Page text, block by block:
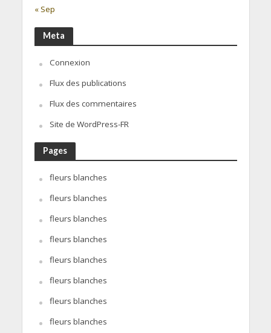
« Sep
Meta
Connexion
Flux des publications
Flux des commentaires
Site de WordPress-FR
Pages
fleurs blanches
fleurs blanches
fleurs blanches
fleurs blanches
fleurs blanches
fleurs blanches
fleurs blanches
fleurs blanches